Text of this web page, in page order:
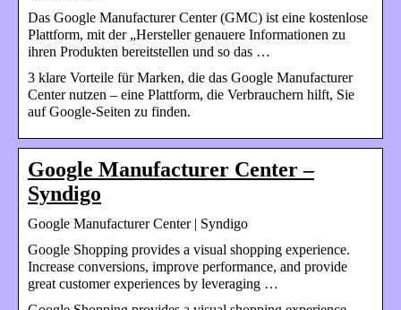
Das Google Manufacturer Center (GMC) ist eine kostenlose
Plattform, mit der „Hersteller genauere Informationen zu
ihren Produkten bereitstellen und so das …
3 klare Vorteile für Marken, die das Google Manufacturer
Center nutzen – eine Plattform, die Verbrauchern hilft, Sie
auf Google-Seiten zu finden.
Google Manufacturer Center –
Syndigo
Google Manufacturer Center | Syndigo
Google Shopping provides a visual shopping experience.
Increase conversions, improve performance, and provide
great customer experiences by leveraging …